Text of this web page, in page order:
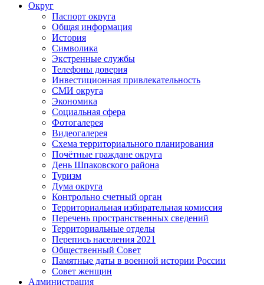
Округ
Паспорт округа
Общая информация
История
Символика
Экстренные службы
Телефоны доверия
Инвестиционная привлекательность
СМИ округа
Экономика
Социальная сфера
Фотогалерея
Видеогалерея
Схема территориального планирования
Почётные граждане округа
День Шпаковского района
Туризм
Дума округа
Контрольно счетный орган
Территориальная избирательная комиссия
Перечень пространственных сведений
Территориальные отделы
Перепись населения 2021
Общественный Совет
Памятные даты в военной истории России
Совет женщин
Администрация